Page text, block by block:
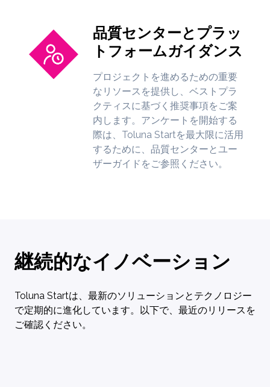
品質センターとプラッ
トフォームガイダンス
プロジェクトを進めるための重要
なリソースを提供し、ベストプラ
クティスに基づく推奨事項をご案
内します。アンケートを開始する
際は、Toluna Startを最大限に活用
するために、品質センターとユー
ザーガイドをご参照ください。
継続的なイノベーション
Toluna Startは、最新のソリューションとテクノロジー
で定期的に進化しています。以下で、最近のリリースを
ご確認ください。